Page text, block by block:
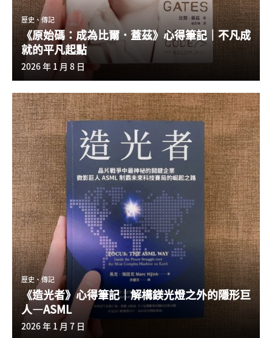
歷史、傳記
《原始碼：成為比爾．蓋茲》心得筆記｜不凡成
就的平凡起點
2026 年 1 月 8 日
歷史、傳記
《造光者》心得筆記｜解構鎂光燈之外的隱形巨
人—ASML
2026 年 1 月 7 日